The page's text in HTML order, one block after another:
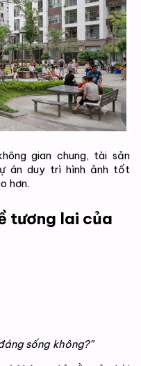
gian chung, tài sản
án duy trì hình ảnh tốt
hơn.
tương lai của
sống không?”